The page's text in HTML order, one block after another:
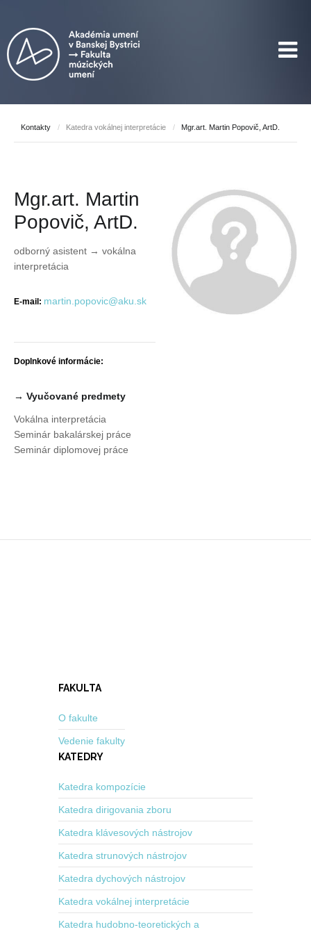
Kontakty / Katedra vokálnej interpretácie / Mgr.art. Martin Popovič, ArtD.
Mgr.art. Martin
Popovič, ArtD.
odborný asistent → vokálna
interpretácia
E-mail: martin.popovic@aku.sk
Doplnkové informácie:
→ Vyučované predmety
Vokálna interpretácia
Seminár bakalárskej práce
Seminár diplomovej práce
FAKULTA
O fakulte
Vedenie fakulty
KATEDRY
Katedra kompozície
Katedra dirigovania zboru
Katedra klávesových nástrojov
Katedra strunových nástrojov
Katedra dychových nástrojov
Katedra vokálnej interpretácie
Katedra hudobno-teoretických a